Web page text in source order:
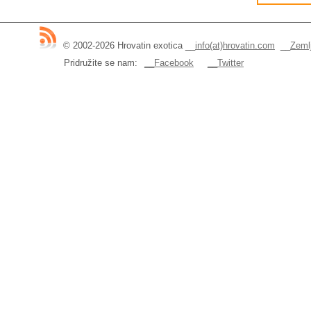
© 2002-2026 Hrovatin exotica__ info(at)hrovatin.com
Pridružite se nam:
__Facebook __Twitter